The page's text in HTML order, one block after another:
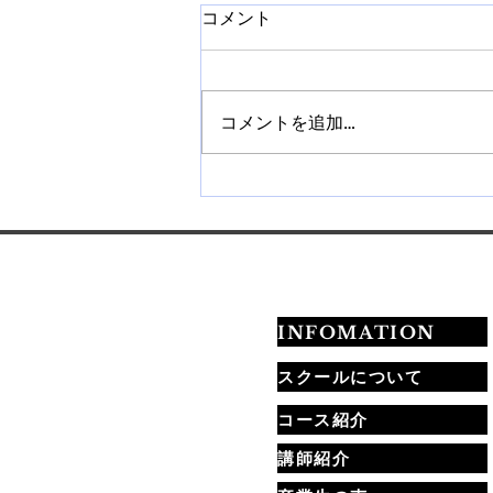
法まで学べます
コメント
コメントを追加…
INFOMATION
スクールについて
コース紹介
講師紹介